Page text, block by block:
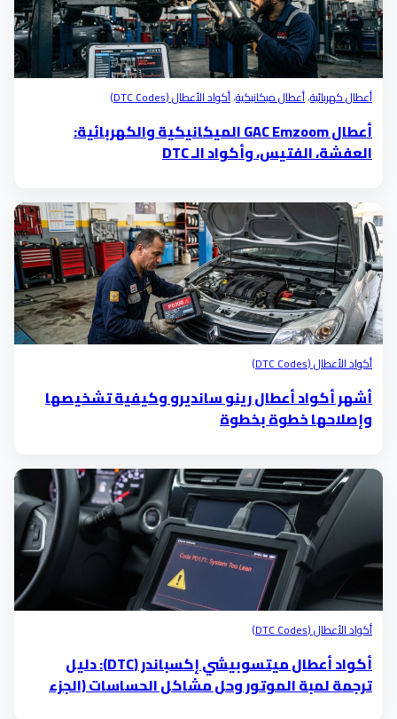
أعطال كهربائية،أعطال ميكانيكية،أكواد الأعطال (DTC Codes)
أعطال GAC Emzoom الميكانيكية والكهربائية:
العفشة، الفتيس، وأكواد الـ DTC
أكواد الأعطال (DTC Codes)
أشهر أكواد أعطال رينو سانديرو وكيفية تشخيصها
وإصلاحها خطوة بخطوة
أكواد الأعطال (DTC Codes)
أكواد أعطال ميتسوبيشي إكسباندر (DTC): دليل
ترجمة لمبة الموتور وحل مشاكل الحساسات (الجزء